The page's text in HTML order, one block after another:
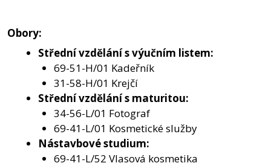
Obory:
Střední vzdělání s výučním listem:
69-51-H/01 Kadeřník
31-58-H/01 Krejčí
Střední vzdělání s maturitou:
34-56-L/01 Fotograf
69-41-L/01 Kosmetické služby
Nástavbové studium:
69-41-L/52 Vlasová kosmetika